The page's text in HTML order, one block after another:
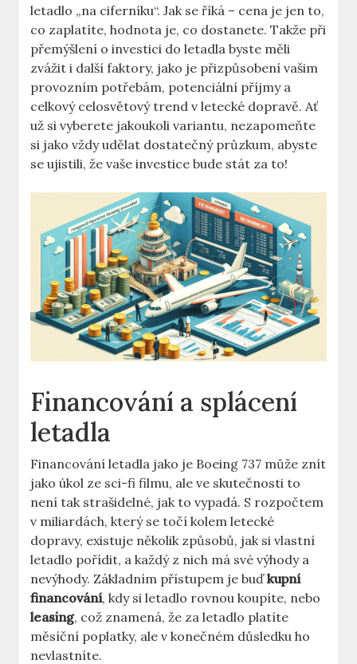
letadlo „na ciferníku“. Jak se říká​ – cena je ‌jen to,
co ‌zaplatíte, hodnota je,⁣ co ‌dostanete. Takže ‌při
přemýšlení o⁢ investici ⁢do ​letadla‍ byste měli
zvážit i ‌další faktory, jako ​je přizpůsobení ‌vašim
‌provozním potřebám, potenciální příjmy a
⁢celkový celosvětový trend ​v letecké dopravě. Ať ​
už si⁣ vyberete jakoukoli⁣ variantu, nezapomeňte
si jako vždy udělat dostatečný průzkum, abyste
se ujistili, že vaše investice‍ bude stát⁣ za to!
Financování a ​splácení
letadla
Financování letadla⁣ jako je Boeing 737 může znít
jako úkol ze ‍sci-fi‍ filmu, ale ve skutečnosti⁤ to
není ‌tak ⁢strašidelné, jak to vypadá. S rozpočtem
v miliardách, který ​se točí ​kolem letecké
dopravy, existuje několik způsobů, jak si vlastní
letadlo pořídit, a každý ​z nich ⁤má své výhody a
nevýhody. Základním přístupem je buďkupní
financování, ‍kdy ⁢si letadlo rovnou koupíte, nebo
leasing, což ⁣znamená, že‌ za‍ letadlo platíte
měsíční poplatky, ​ale v konečném důsledku ho
nevlastníte.